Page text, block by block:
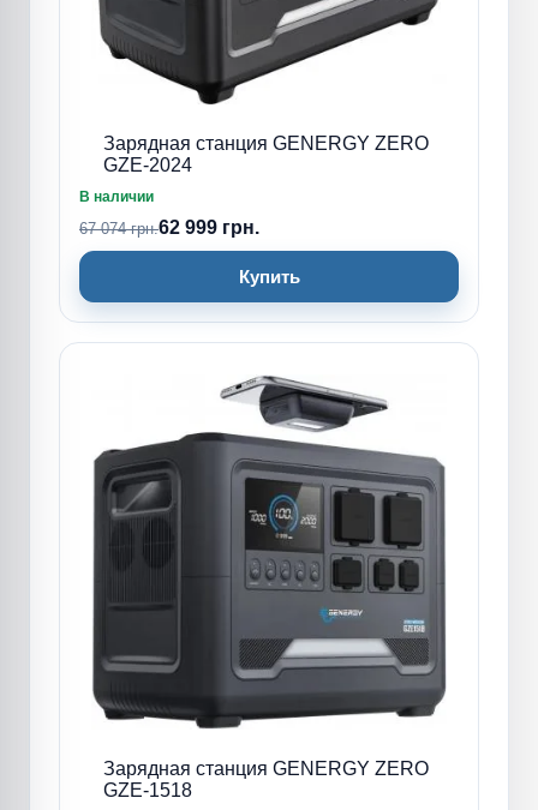
Зарядная станция GENERGY ZERO
GZE-2024
В наличии
67 074 грн.62 999 грн.
Купить
Зарядная станция GENERGY ZERO
GZE-1518